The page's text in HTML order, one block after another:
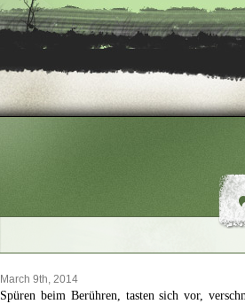
March 9th, 2014
Spüren beim Berühren, tasten sich vor,